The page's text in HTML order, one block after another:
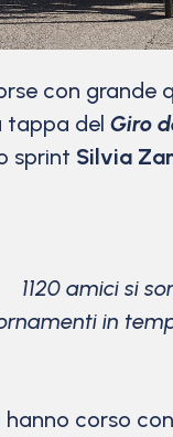
con grande
tappa del Giro
sprint Silvia
1120 amici si
in
corso